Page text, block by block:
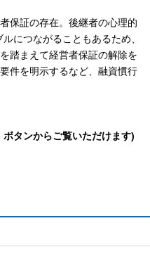
保証の存在。後継者の心理的
につながることもあるため、
踏まえて経営者保証の解除を
件を明示するなど、融資慣行
タンからご覧いただけます)